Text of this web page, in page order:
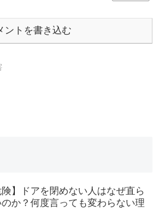
ントを書き込む
険】ドアを閉めない人はなぜ直ら
のか？何度言っても変わらない理